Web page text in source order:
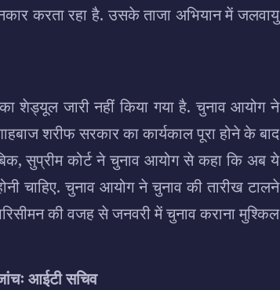
करता रहा है. उसके ताजा अभियान में जलवायु
शेड्यूल जारी नहीं किया गया है. चुनाव आयोग ने
शरीफ सरकार का कार्यकाल पूरा होने के बाद
सुप्रीम कोर्ट ने चुनाव आयोग से कहा कि अब ये
चाहिए. चुनाव आयोग ने चुनाव की तारीख टालने
की वजह से जनवरी में चुनाव कराना मुश्किल
आईटी सचिव